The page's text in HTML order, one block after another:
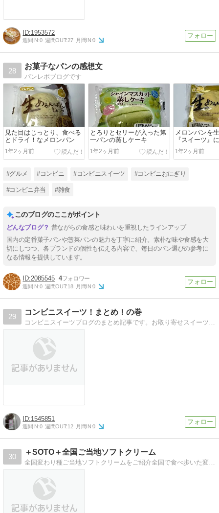
1953572
週間IN:0 週間OUT:27 月間IN:0
28
お菓子なパンの感想文
パンレポブログです
見た目はじっとり、食べる
とドライ！なメロンパン
1年2ヶ月前
とろりとセリーが入った第
一パンの蒸しケーキ
1年2ヶ月前
メロンパンを
『スイーツ』
1年2ヶ月前
#グルメ #コンビニ #コンビニスイーツ #コンビニおにぎり
#コンビニ弁当 #雑食
このブログのここがポイント
昔ながらの食感と味わいを重視したラインアップ
国内の定番菓子パンや惣菜パンの魅力を丁寧に紹介。素朴な味や食感を大
切にしつつ、各ブランドの個性も伝える内容で、毎日のパン選びの参考に
なる情報を提供しています。
2085545 4
週間IN:0 週間OUT:18 月間IN:0
29
コンビニスイーツ！まとめ！の巻
コンビニスイーツブログのまとめ記事です。お取り寄せスイーツ、ローカルスイーツなども。
1545851
週間IN:0 週間OUT:12 月間IN:0
30
＋SOTO＋全国ご当地ソフトクリーム
全国変わり種ご当地ソフトクリームをご紹介全国で食べ歩いた変わり種ご当地ソフトクリームをご紹介